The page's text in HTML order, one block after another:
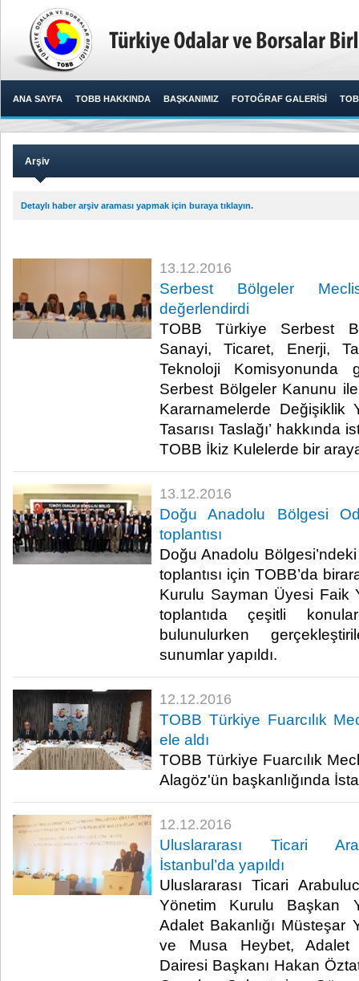
ANA SAYFA TOBB HAKKINDA BAŞKANIMIZ FOTOĞRAF GALERİSİ
Arşiv
Detaylı haber arşiv araması yapmak için buraya tıklayın.
13.12.2016
Serbest Bölgeler
değerlendirdi
TOBB Türkiye Serbest
Sanayi, Ticaret, Enerji,
Teknoloji Komisyonunda
Serbest Bölgeler Kanunu
Kararnamelerde Değişiklik
Tasarısı Taslağı’
TOBB İkiz Kulelerde bir
13.12.2016
Doğu Anadolu Bölgesi
toplantısı
Doğu Anadolu
toplantısı için TOBB’da
Kurulu Sayman Üyesi Faik
toplantıda çeşitli
bulunulurken
sunumlar yapıldı.​
12.12.2016
TOBB Türkiye Fuarcılık
ele aldı
TOBB Türkiye Fuarcılık
Alagöz'ün başkanlığında
12.12.2016
Uluslararası Ticari
İstanbul’da yapıldı
Uluslararası Ticari
Yönetim Kurulu Başkan
Adalet Bakanlığı Müsteşar
ve Musa Heybet, Adalet
Dairesi Başkanı Hakan